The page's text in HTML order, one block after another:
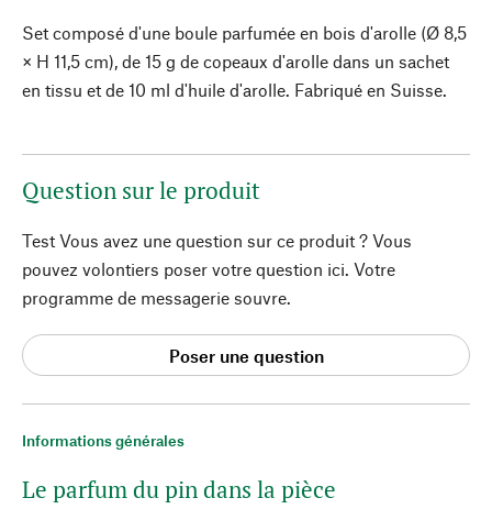
Informations générales
Le parfum du pin dans la pièce
Set composé d'une boule parfumée en bois d'arolle (Ø 8,5
× H 11,5 cm), de 15 g de copeaux d'arolle dans un sachet
en tissu et de 10 ml d'huile d'arolle. Fabriqué en Suisse.
Question sur le produit
Test Vous avez une question sur ce produit ? Vous
pouvez volontiers poser votre question ici. Votre
programme de messagerie souvre.
Poser une question